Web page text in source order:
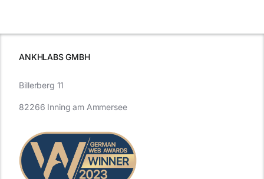
ANKHLABS GMBH
Billerberg 11
82266 Inning am Ammersee